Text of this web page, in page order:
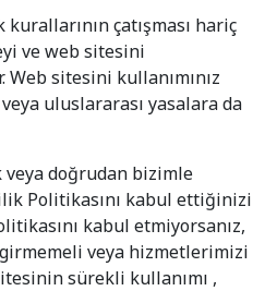
çatışması hariç
ve web sitesini
Web sitesini kullanımınız
uluslararası yasalara da
doğrudan bizimle
Politikasını kabul ettiğinizi
kabul etmiyorsanız,
veya hizmetlerimizi
sürekli kullanımı ,